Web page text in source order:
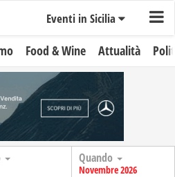
Eventi in Sicilia
Food & Wine Attualità
Quando
Novembre 2026